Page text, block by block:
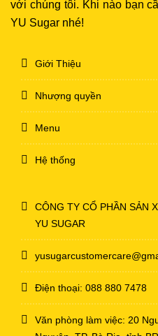
với chúng tôi. Khi nào bạn
YU Sugar nhé!
Giới Thiệu
Nhượng quyền
Menu
Hệ thống
CÔNG TY CỔ PHẦN SẢN
YU SUGAR
Điện thoại: 088 880 7478
Văn phòng làm việc: 20